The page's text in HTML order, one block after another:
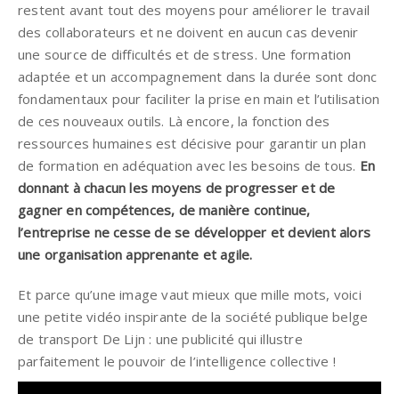
restent avant tout des moyens pour améliorer le travail
des collaborateurs et ne doivent en aucun cas devenir
une source de difficultés et de stress. Une formation
adaptée et un accompagnement dans la durée sont donc
fondamentaux pour faciliter la prise en main et l’utilisation
de ces nouveaux outils. Là encore, la fonction des
ressources humaines est décisive pour garantir un plan
de formation en adéquation avec les besoins de tous. En
donnant à chacun les moyens de progresser et de
gagner en compétences, de manière continue,
l’entreprise ne cesse de se développer et devient alors
une organisation apprenante et agile.
Et parce qu’une image vaut mieux que mille mots, voici
une petite vidéo inspirante de la société publique belge
de transport De Lijn : une publicité qui illustre
parfaitement le pouvoir de l’intelligence collective !